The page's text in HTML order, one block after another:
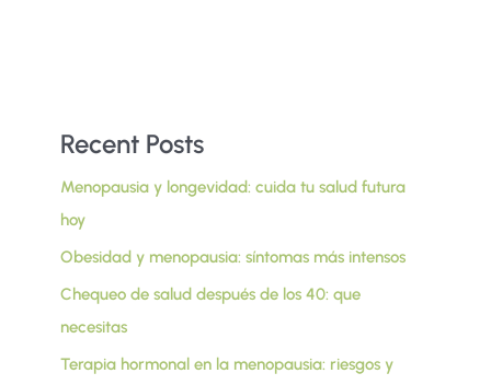
Recent Posts
Menopausia y longevidad: cuida tu salud futura
hoy
Obesidad y menopausia: síntomas más intensos
Chequeo de salud después de los 40: que
necesitas
Terapia hormonal en la menopausia: riesgos y